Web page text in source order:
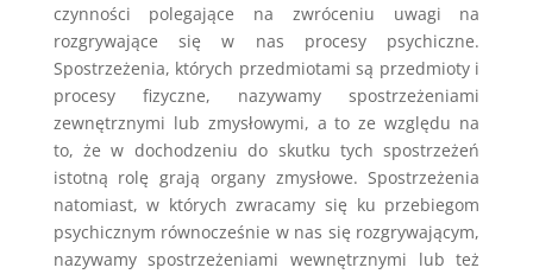
czynności polegające na zwróceniu uwagi na
rozgrywające się w nas procesy psychiczne.
Spostrzeżenia, których przedmiotami są przedmioty i
procesy fizyczne, nazywamy spostrzeżeniami
zewnętrznymi lub zmysłowymi, a to ze względu na
to, że w dochodzeniu do skutku tych spostrzeżeń
istotną rolę grają organy zmysłowe. Spostrzeżenia
natomiast, w których zwracamy się ku przebiegom
psychicznym równocześnie w nas się rozgrywającym,
nazywamy spostrzeżeniami wewnętrznymi lub też